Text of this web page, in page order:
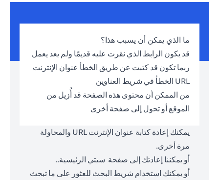
ما الذي يمكن أن يسبب هذا؟
قد يكون الرابط الذي نقرت عليه قديمًا ولم يعد يعمل
ربما تكون قد كتبت عن طريق الخطأ عنوان الإنترنت
URL الخطأ في شريط العناوين
من الممكن أن محتوى هذه الصفحة قد أُزيل من
الموقع أو تحول إلى صفحة أخرى
يمكنك إعادة كتابة عنوان الإنترنت URL والمحاولة
مرة أخرى.
أو يمكننا إعادتك إلى صفحة سيتي الرئيسية..
أو يمكنك استخدام شريط البحث للعثور على ما تبحث